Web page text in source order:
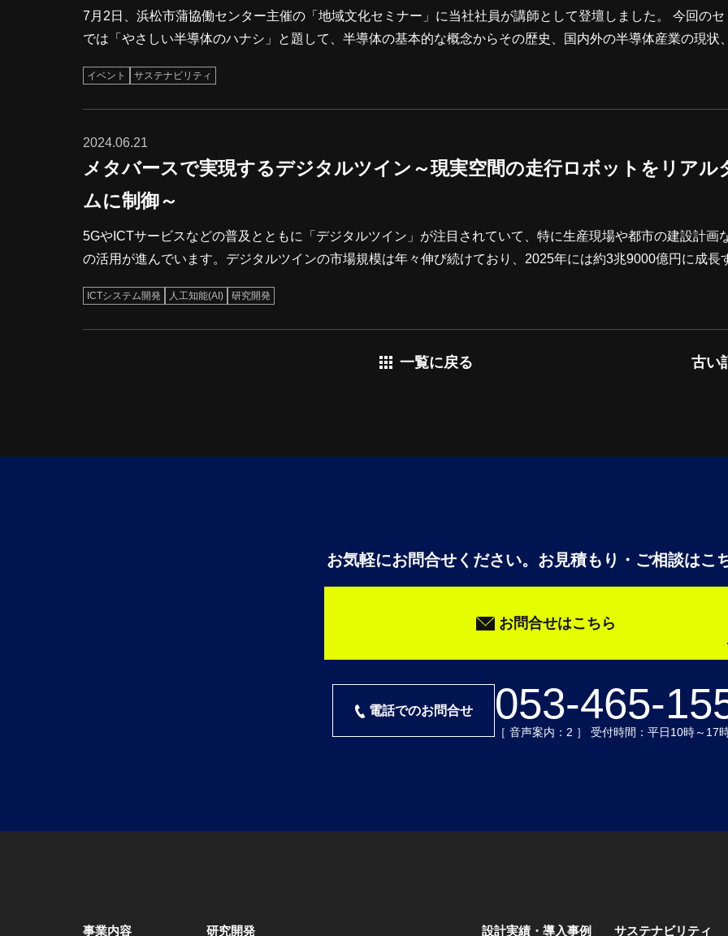
7月2日、浜松市蒲協働センター主催の「地域文化セミナー」に当社社員が講師として登壇しました。 今回のセミナー
では「やさしい半導体のハナシ」と題して、半導体の基本的な概念からその歴史、国内外の半導体産業の現状
の方にご参加いただきました。蒲地区だけでなく、周辺地域からの参加者も見受けられ、「半導体」に対する
高さを改めて感じました。 今回のセミナーを通じて、半導体についての理解を深め、興味を持っていただけたことを
イベント サステナビリティ
2024.06.21
メタバースで実現するデジタルツイン～現実空間の走行ロボットをリアル
ムに制御～
5GやICTサービスなどの普及とともに「デジタルツイン」が注目されていて、特に生産現場や都市の建設計画
の活用が進んでいます。デジタルツインの市場規模は年々伸び続けており、2025年には約3兆9000億円に成長
栄ハイテックスの研究開発の部門では、メタバース関連の技術開拓の取り組みとして、デジタルツイン機能を
る独自のメタバースプラットフォームを開発しました。 https://
ICTシステム開発 人工知能(AI) 研究開発
一覧に戻る 古い
お気軽にお問合せください。 お見積もり・ご相談はこ
お問合せはこちら
電話でのお問合せ 053-465-
［ 音声案内：2 ］ 受付時間：平日10時～17
事業内容 研究開発 設計実績・導入事例 サステナビリティ